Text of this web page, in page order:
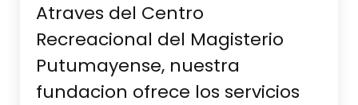
Atraves del Centro
Recreacional del Magisterio
Putumayense, nuestra
fundacion ofrece los servicios